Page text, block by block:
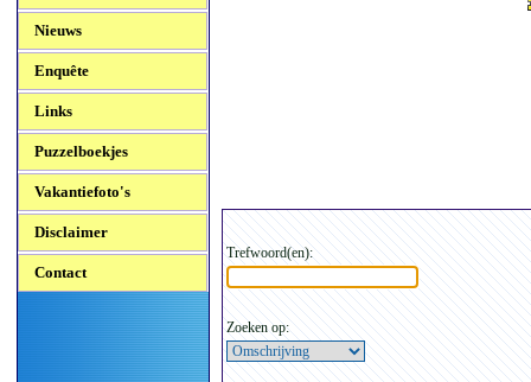
Nieuws
Enquête
Links
Puzzelboekjes
Vakantiefoto's
Disclaimer
Contact
Trefwoord(en):
Zoeken op: